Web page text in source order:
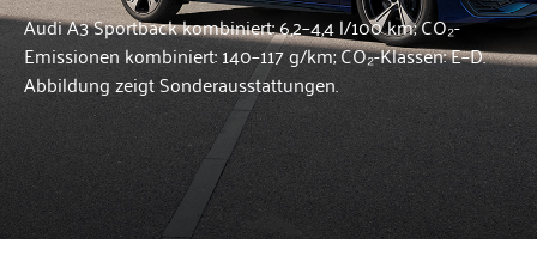
Audi A3 Sportback kombiniert: 6,2–4,4 l/100 km; CO₂-
Emissionen kombiniert: 140–117 g/km; CO₂-Klassen: E–D.
Abbildung zeigt Sonderausstattungen.